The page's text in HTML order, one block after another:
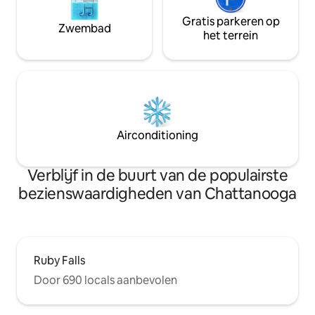
Zwembad
Gratis parkeren op
het terrein
Airconditioning
Verblijf in de buurt van de populairste
bezienswaardigheden van Chattanooga
Ruby Falls
Door 690 locals aanbevolen